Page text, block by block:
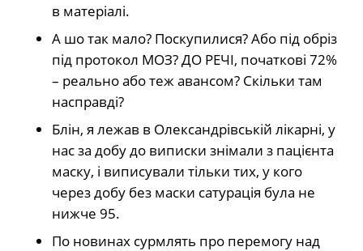
в матеріалі.
А шо так мало? Поскупилися? Або під обріз
під протокол МОЗ? ДО РЕЧІ, початкові 72%
– реально або теж авансом? Скільки там
насправді?
Блін, я лежав в Олександрівській лікарні, у
нас за добу до виписки знімали з пацієнта
маску, і виписували тільки тих, у кого
через добу без маски сатурація була не
нижче 95.
По новинах сурмлять про перемогу над